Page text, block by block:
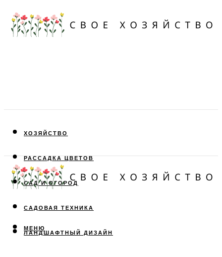
ХОЗЯЙСТВО
РАССАДКА ЦВЕТОВ
САД И ОГОРОД
САДОВАЯ ТЕХНИКА
ЛАНДШАФТНЫЙ ДИЗАЙН
МЕНЮ